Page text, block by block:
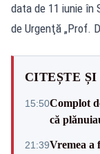
data de 11 iunie în
de Urgenţă „Prof.
CITEȘTE ȘI
15:50Complot
că
21:39Vremea a